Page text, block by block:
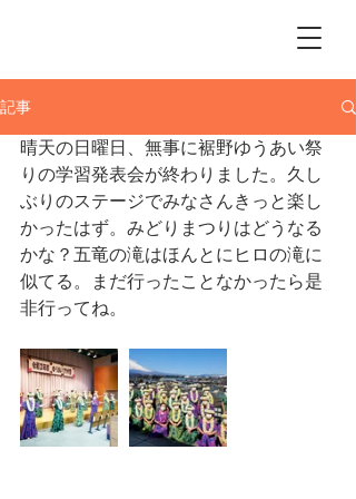
記事
晴天の日曜日、無事に裾野ゆうあい祭
りの学習発表会が終わりました。久し
ぶりのステージでみなさんきっと楽し
かったはず。みどりまつりはどうなる
かな？五竜の滝はほんとにヒロの滝に
似てる。まだ行ったことなかったら是
非行ってね。